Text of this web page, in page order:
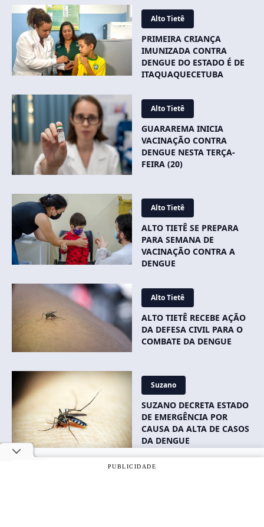
Alto Tietê
PRIMEIRA CRIANÇA
IMUNIZADA CONTRA
DENGUE DO ESTADO É DE
ITAQUAQUECETUBA
Alto Tietê
GUARAREMA INICIA
VACINAÇÃO CONTRA
DENGUE NESTA TERÇA-
FEIRA (20)
Alto Tietê
ALTO TIETÊ SE PREPARA
PARA SEMANA DE
VACINAÇÃO CONTRA A
DENGUE
Alto Tietê
ALTO TIETÊ RECEBE AÇÃO
DA DEFESA CIVIL PARA O
COMBATE DA DENGUE
Suzano
SUZANO DECRETA ESTADO
DE EMERGÊNCIA POR
CAUSA DA ALTA DE CASOS
DA DENGUE
Utilizamos cookies, de acordo com a nossa
PUBLICIDADE